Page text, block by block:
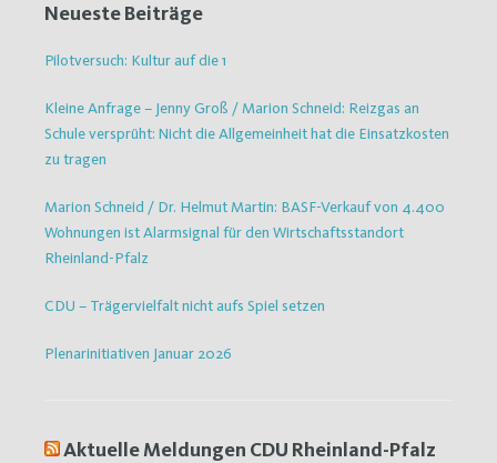
Neueste Beiträge
Pilotversuch: Kultur auf die 1
Kleine Anfrage – Jenny Groß / Marion Schneid: Reizgas an
Schule versprüht: Nicht die Allgemeinheit hat die Einsatzkosten
zu tragen
Marion Schneid / Dr. Helmut Martin: BASF-Verkauf von 4.400
Wohnungen ist Alarmsignal für den Wirtschaftsstandort
Rheinland-Pfalz
CDU – Trägervielfalt nicht aufs Spiel setzen
Plenarinitiativen Januar 2026
Aktuelle Meldungen CDU Rheinland-Pfalz